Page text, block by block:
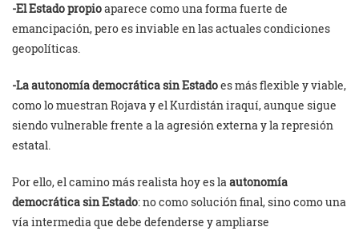
-El Estado propioaparece como una forma fuerte de
emancipación, pero es inviable en las actuales condiciones
geopolíticas.
-La autonomía democrática sin Estadoes más flexible y viable,
como lo muestran Rojava y el Kurdistán iraquí, aunque sigue
siendo vulnerable frente a la agresión externa y la represión
estatal.
Por ello, el camino más realista hoy es laautonomía
democrática sin Estado: no como solución final, sino como una
vía intermedia que debe defenderse y ampliarse